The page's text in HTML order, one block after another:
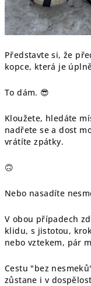
Představte si, že
kopce, která je
To dám. 😎
Kloužete, hledáte
nadřete se a dost
vrátíte zpátky.
🙃
Nebo nasadíte
V obou případech
klidu, s jistotou,
nebo vztekem, pár
Cestu "bez
zůstane i v